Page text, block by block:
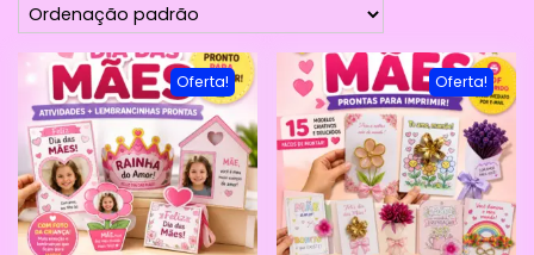
Oferta! Oferta!